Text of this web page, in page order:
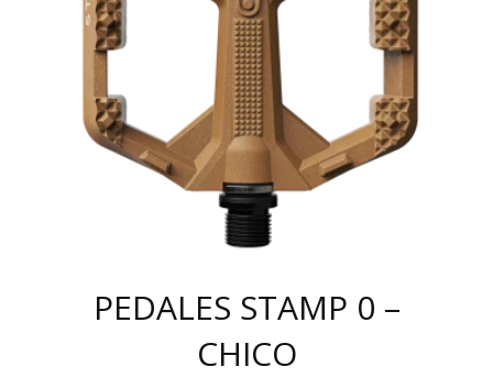
PUEDEN
ELEGIR
EN
LA
PÁGINA
DE
PRODUCTO
PEDALES STAMP 0 –
CHICO